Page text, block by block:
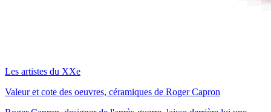
Les artistes du XXe
Valeur et cote des oeuvres, céramiques de Roger Capron